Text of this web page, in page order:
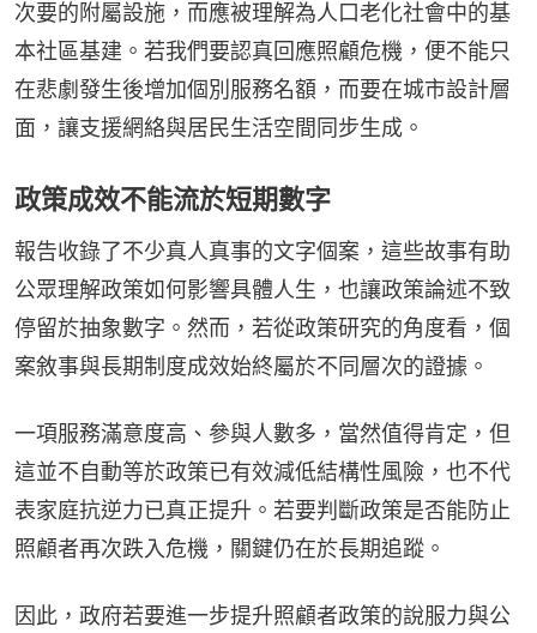
次要的附屬設施，而應被理解為人口老化社會中的基
本社區基建。若我們要認真回應照顧危機，便不能只
在悲劇發生後增加個別服務名額，而要在城市設計層
面，讓支援網絡與居民生活空間同步生成。
政策成效不能流於短期數字
報告收錄了不少真人真事的文字個案，這些故事有助
公眾理解政策如何影響具體人生，也讓政策論述不致
停留於抽象數字。然而，若從政策研究的角度看，個
案敘事與長期制度成效始終屬於不同層次的證據。
一項服務滿意度高、參與人數多，當然值得肯定，但
這並不自動等於政策已有效減低結構性風險，也不代
表家庭抗逆力已真正提升。若要判斷政策是否能防止
照顧者再次跌入危機，關鍵仍在於長期追蹤。
因此，政府若要進一步提升照顧者政策的說服力與公